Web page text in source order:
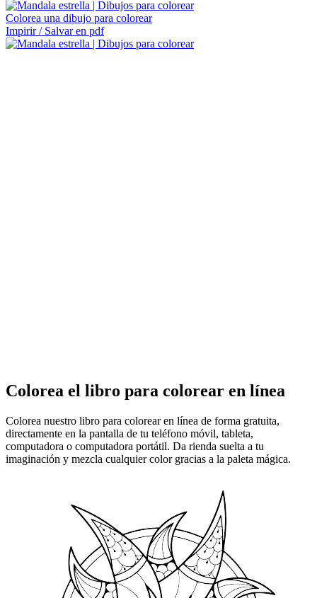
Colorea una dibujo para colorear
Impirir / Salvar en pdf
Colorea el libro para colorear en línea
Colorea nuestro libro para colorear en línea de forma gratuita,
directamente en la pantalla de tu teléfono móvil, tableta,
computadora o computadora portátil. Da rienda suelta a tu
imaginación y mezcla cualquier color gracias a la paleta mágica.